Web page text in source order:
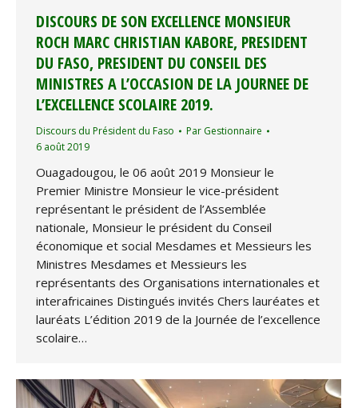
DISCOURS DE SON EXCELLENCE MONSIEUR
ROCH MARC CHRISTIAN KABORE, PRESIDENT
DU FASO, PRESIDENT DU CONSEIL DES
MINISTRES A L’OCCASION DE LA JOURNEE DE
L’EXCELLENCE SCOLAIRE 2019.
Discours du Président du Faso Par Gestionnaire
6 août 2019
Ouagadougou, le 06 août 2019 Monsieur le
Premier Ministre Monsieur le vice-président
représentant le président de l’Assemblée
nationale, Monsieur le président du Conseil
économique et social Mesdames et Messieurs les
Ministres Mesdames et Messieurs les
représentants des Organisations internationales et
interafricaines Distingués invités Chers lauréates et
lauréats L’édition 2019 de la Journée de l’excellence
scolaire…